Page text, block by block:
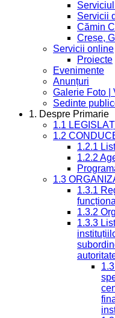
Servicii
Cămin
Creșe,
Servicii online
Proiecte
Evenimente
Anunțuri
Galerie Foto |
Sedinte
1. Despre Primarie
1.1
1.2
1.2.1
1.2.2
1.3
1.3.1
1.3.2
1.3.3